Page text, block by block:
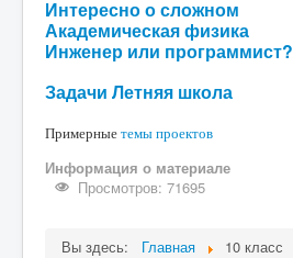
Интересно о сложном
Академическая физика
Инженер или программист?
Задачи Летняя школа
Примерные темы проектов
Информация о материале
Просмотров: 71695
Вы здесь: Главная 10 класс